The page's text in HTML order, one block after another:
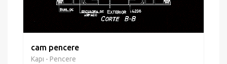
cam pencere
Kapı - Pencere